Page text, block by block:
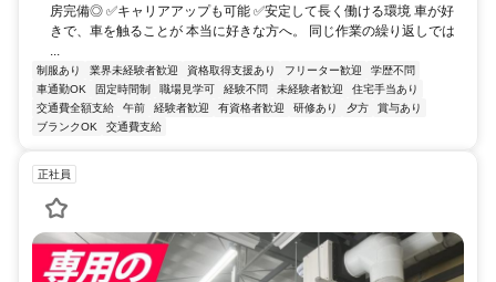
房完備◎ ✅キャリアアップも可能 ✅安定して長く働ける環境 車が好
きで、車を触ることが 本当に好きな方へ。 同じ作業の繰り返しでは
...
制服あり 業界未経験者歓迎 資格取得支援あり フリーター歓迎
学歴不問
車通勤OK
固定時間制 職場見学可 経験不問 未経験者歓迎
住宅手当あり
交通費全額支給
午前 経験者歓迎 有資格者歓迎 研修あり 夕方
賞与あり
ブランクOK
交通費支給
正社員